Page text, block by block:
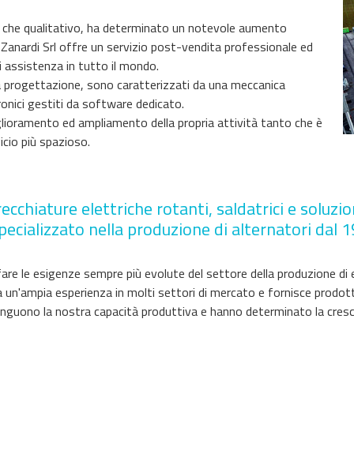
qualitativo, ha determinato un notevole aumento
Srl offre un servizio post-vendita professionale ed
assistenza in tutto il mondo.
progettazione, sono caratterizzati da una meccanica
gestiti da software dedicato.
ed ampliamento della propria attività tanto che è
più spazioso.
elettriche rotanti, saldatrici e
nella produzione di alternatori dal
le esigenze sempre più evolute del settore della produzione
esperienza in molti settori di mercato e fornisce
la nostra capacità produttiva e hanno determinato la